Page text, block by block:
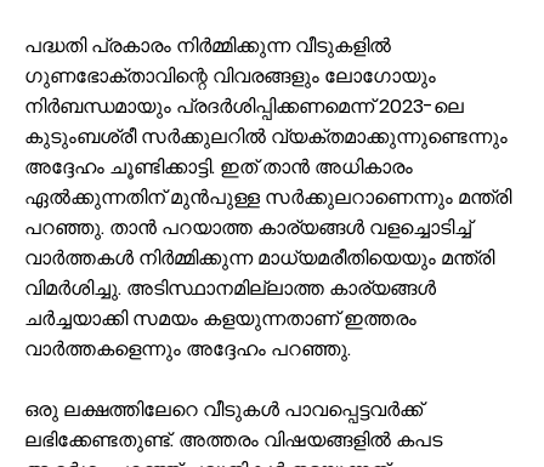
പദ്ധതി പ്രകാരം നിർമ്മിക്കുന്ന വീടുകളിൽ
ഗുണഭോക്താവിന്റെ വിവരങ്ങളും ലോഗോയും
നിർബന്ധമായും പ്രദർശിപ്പിക്കണമെന്ന് 2023-ലെ
കുടുംബശ്രീ സർക്കുലറിൽ വ്യക്തമാക്കുന്നുണ്ടെന്നും
അദ്ദേഹം ചൂണ്ടിക്കാട്ടി. ഇത് താൻ അധികാരം
ഏൽക്കുന്നതിന് മുൻപുള്ള സർക്കുലറാണെന്നും മന്ത്രി
പറഞ്ഞു. താൻ പറയാത്ത കാര്യങ്ങൾ വളച്ചൊടിച്ച്
വാർത്തകൾ നിർമ്മിക്കുന്ന മാധ്യമരീതിയെയും മന്ത്രി
വിമർശിച്ചു. അടിസ്ഥാനമില്ലാത്ത കാര്യങ്ങൾ
ചർച്ചയാക്കി സമയം കളയുന്നതാണ് ഇത്തരം
വാർത്തകളെന്നും അദ്ദേഹം പറഞ്ഞു.
ഒരു ലക്ഷത്തിലേറെ വീടുകൾ പാവപ്പെട്ടവർക്ക്
ലഭിക്കേണ്ടതുണ്ട്. അത്തരം വിഷയങ്ങളിൽ കപട